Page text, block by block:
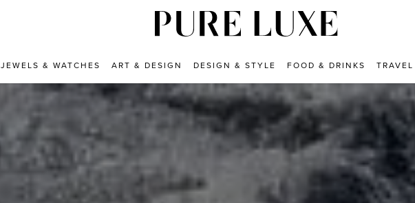
JEWELS & WATCHES ART & DESIGN DESIGN & STYLE FOOD & DRINKS TRAVEL